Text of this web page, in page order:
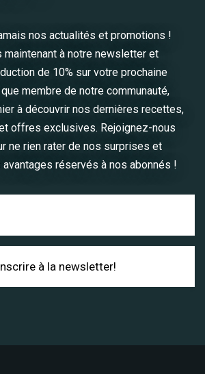
nos actualités et promotions !
à notre newsletter et
de 10% sur votre prochaine
membre de notre communauté,
à découvrir nos dernières recettes,
offres exclusives. Rejoignez-nous
ne rien rater de nos surprises et
réservés à nos abonnés !
le message